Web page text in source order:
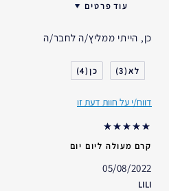
עוד פרטים
האם קיבלת במתנה?
גיל
סוג העור
דאגות העור
במשך
כן, הייתי ממליץ/ה לחבר/ה
3
4
דווח/י על חוות דעת זו
קרם מעולה ליום יום
05/08/2022
LILI